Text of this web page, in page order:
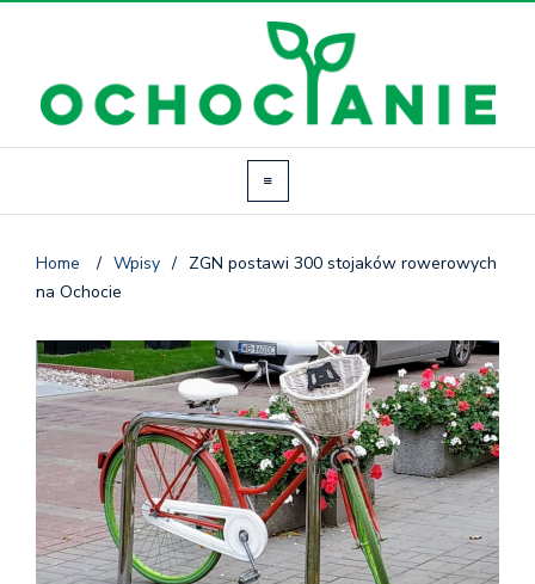
Home / Wpisy / ZGN postawi 300 stojaków rowerowych
na Ochocie